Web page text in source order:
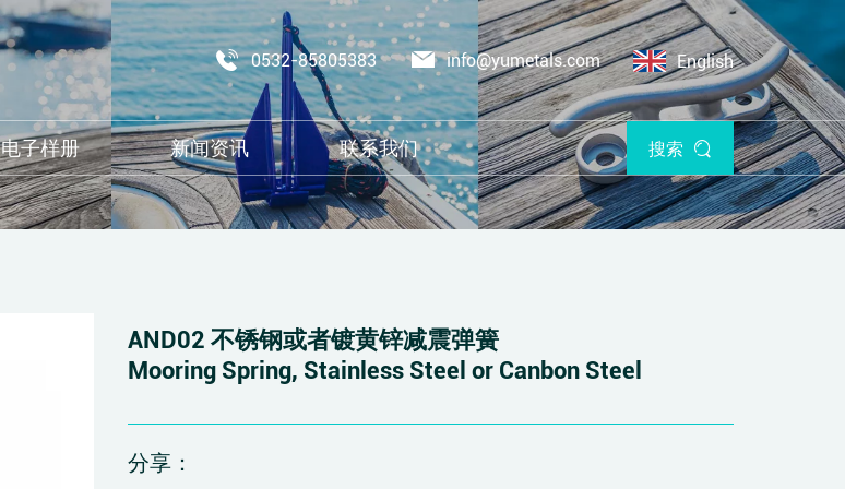
0532-85805383 info@yumetals.com English
电子样册 新闻资讯 联系我们 搜索
AND02 不锈钢或者镀黄锌减震弹簧
Mooring Spring, Stainless Steel or Canbon Steel
分享：